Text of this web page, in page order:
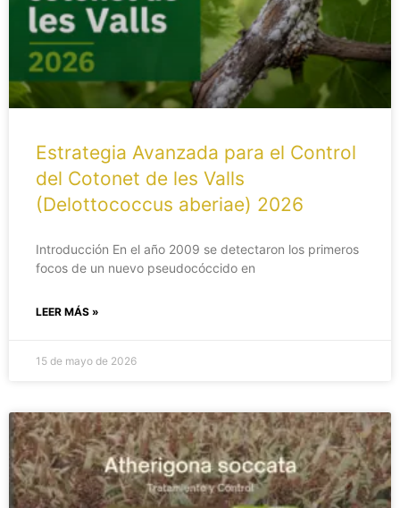
Estrategia Avanzada para el Control
del Cotonet de les Valls
(Delottococcus aberiae) 2026
Introducción En el año 2009 se detectaron los primeros
focos de un nuevo pseudocóccido en
LEER MÁS »
15 de mayo de 2026